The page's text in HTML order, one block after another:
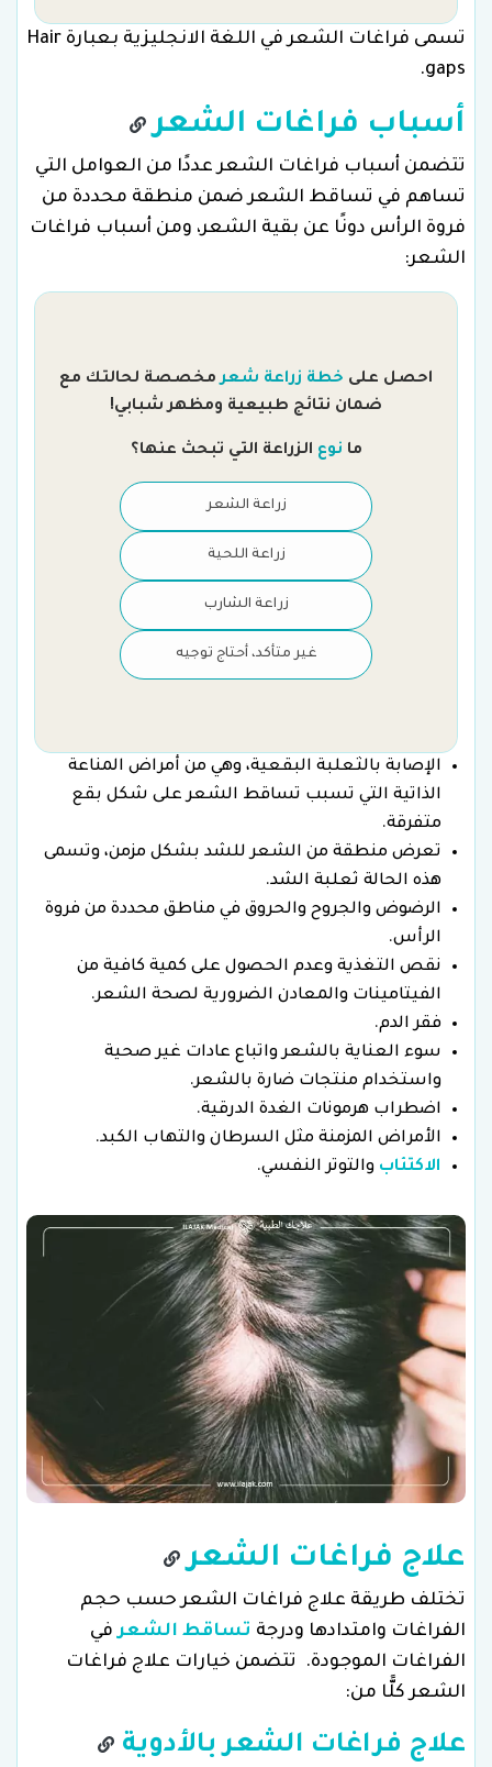
تسمى فراغات الشعر في اللغة الانجليزية بعبارة Hair
gaps.
أسباب فراغات الشعر
تتضمن أسباب فراغات الشعر عددًا من العوامل التي
تساهم في تساقط الشعر ضمن منطقة محددة من
فروة الرأس دونًا عن بقية الشعر، ومن أسباب فراغات
الشعر:
احصل على خطة زراعة شعرمخصصة لحالتك مع
ضمان نتائج طبيعية ومظهر شبابي!
ما نوع الزراعة التي تبحث عنها؟
زراعة الشعر
زراعة اللحية
زراعة الشارب
غير متأكد، أحتاج توجيه
الإصابة بالثعلبة البقعية، وهي من أمراض المناعة
الذاتية التي تسبب تساقط الشعر على شكل بقع
متفرقة.
تعرض منطقة من الشعر للشد بشكل مزمن، وتسمى
هذه الحالة ثعلبة الشد.
الرضوض والجروح والحروق في مناطق محددة من فروة
الرأس.
نقص التغذية وعدم الحصول على كمية كافية من
الفيتامينات والمعادن الضرورية لصحة الشعر.
فقر الدم.
سوء العناية بالشعر واتباع عادات غير صحية
واستخدام منتجات ضارة بالشعر.
اضطراب هرمونات الغدة الدرقية.
الأمراض المزمنة مثل السرطان والتهاب الكبد.
الاكتئاب والتوتر النفسي.
علاج فراغات الشعر
تختلف طريقة علاج فراغات الشعر حسب حجم
الفراغات وامتدادها ودرجة تساقط الشعرفي
الفراغات الموجودة. تتضمن خيارات علاج فراغات
الشعر كلًّا من:
علاج فراغات الشعر بالأدوية